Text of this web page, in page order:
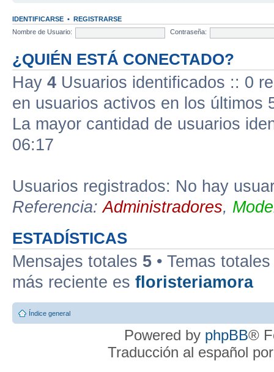
IDENTIFICARSE • REGISTRARSE
Nombre de Usuario:
Contraseña:
¿QUIÉN ESTÁ CONECTADO?
Hay 4 Usuarios identificados :: 0
en usuarios activos en los últimos
La mayor cantidad de usuarios
06:17
Usuarios registrados: No hay
Referencia:Administradores,
ESTADÍSTICAS
Mensajes totales 5 • Temas
más reciente es floristeriamora
Índice general
Powered by phpBB®
Traducción al español